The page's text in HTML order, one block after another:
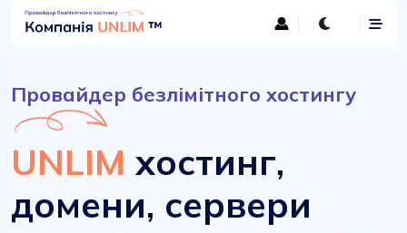
Провайдер безлімітного хостингу
UNLIM хостинг,
домени, сервери